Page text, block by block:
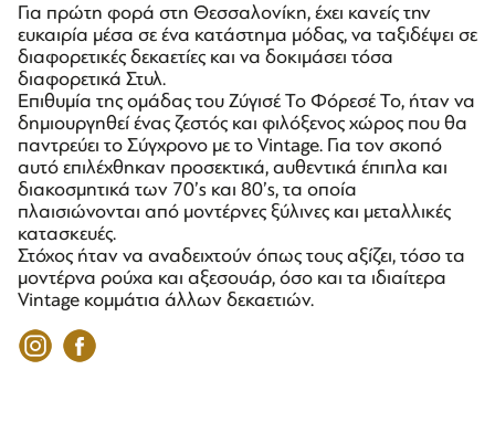
Για πρώτη φορά στη Θεσσαλονίκη, έχει κανείς την
ευκαιρία μέσα σε ένα κατάστημα μόδας, να ταξιδέψει σε
διαφορετικές δεκαετίες και να δοκιμάσει τόσα
διαφορετικά Στυλ.
Επιθυμία της ομάδας του Ζύγισέ Το Φόρεσέ Το, ήταν να
δημιουργηθεί ένας ζεστός και φιλόξενος χώρος που θα
παντρεύει το Σύγχρονο με το Vintage. Για τον σκοπό
αυτό επιλέχθηκαν προσεκτικά, αυθεντικά έπιπλα και
διακοσμητικά των 70’s και 80’s, τα οποία
πλαισιώνονται από μοντέρνες ξύλινες και μεταλλικές
κατασκευές.
Στόχος ήταν να αναδειχτούν όπως τους αξίζει, τόσο τα
μοντέρνα ρούχα και αξεσουάρ, όσο και τα ιδιαίτερα
Vintage κομμάτια άλλων δεκαετιών.